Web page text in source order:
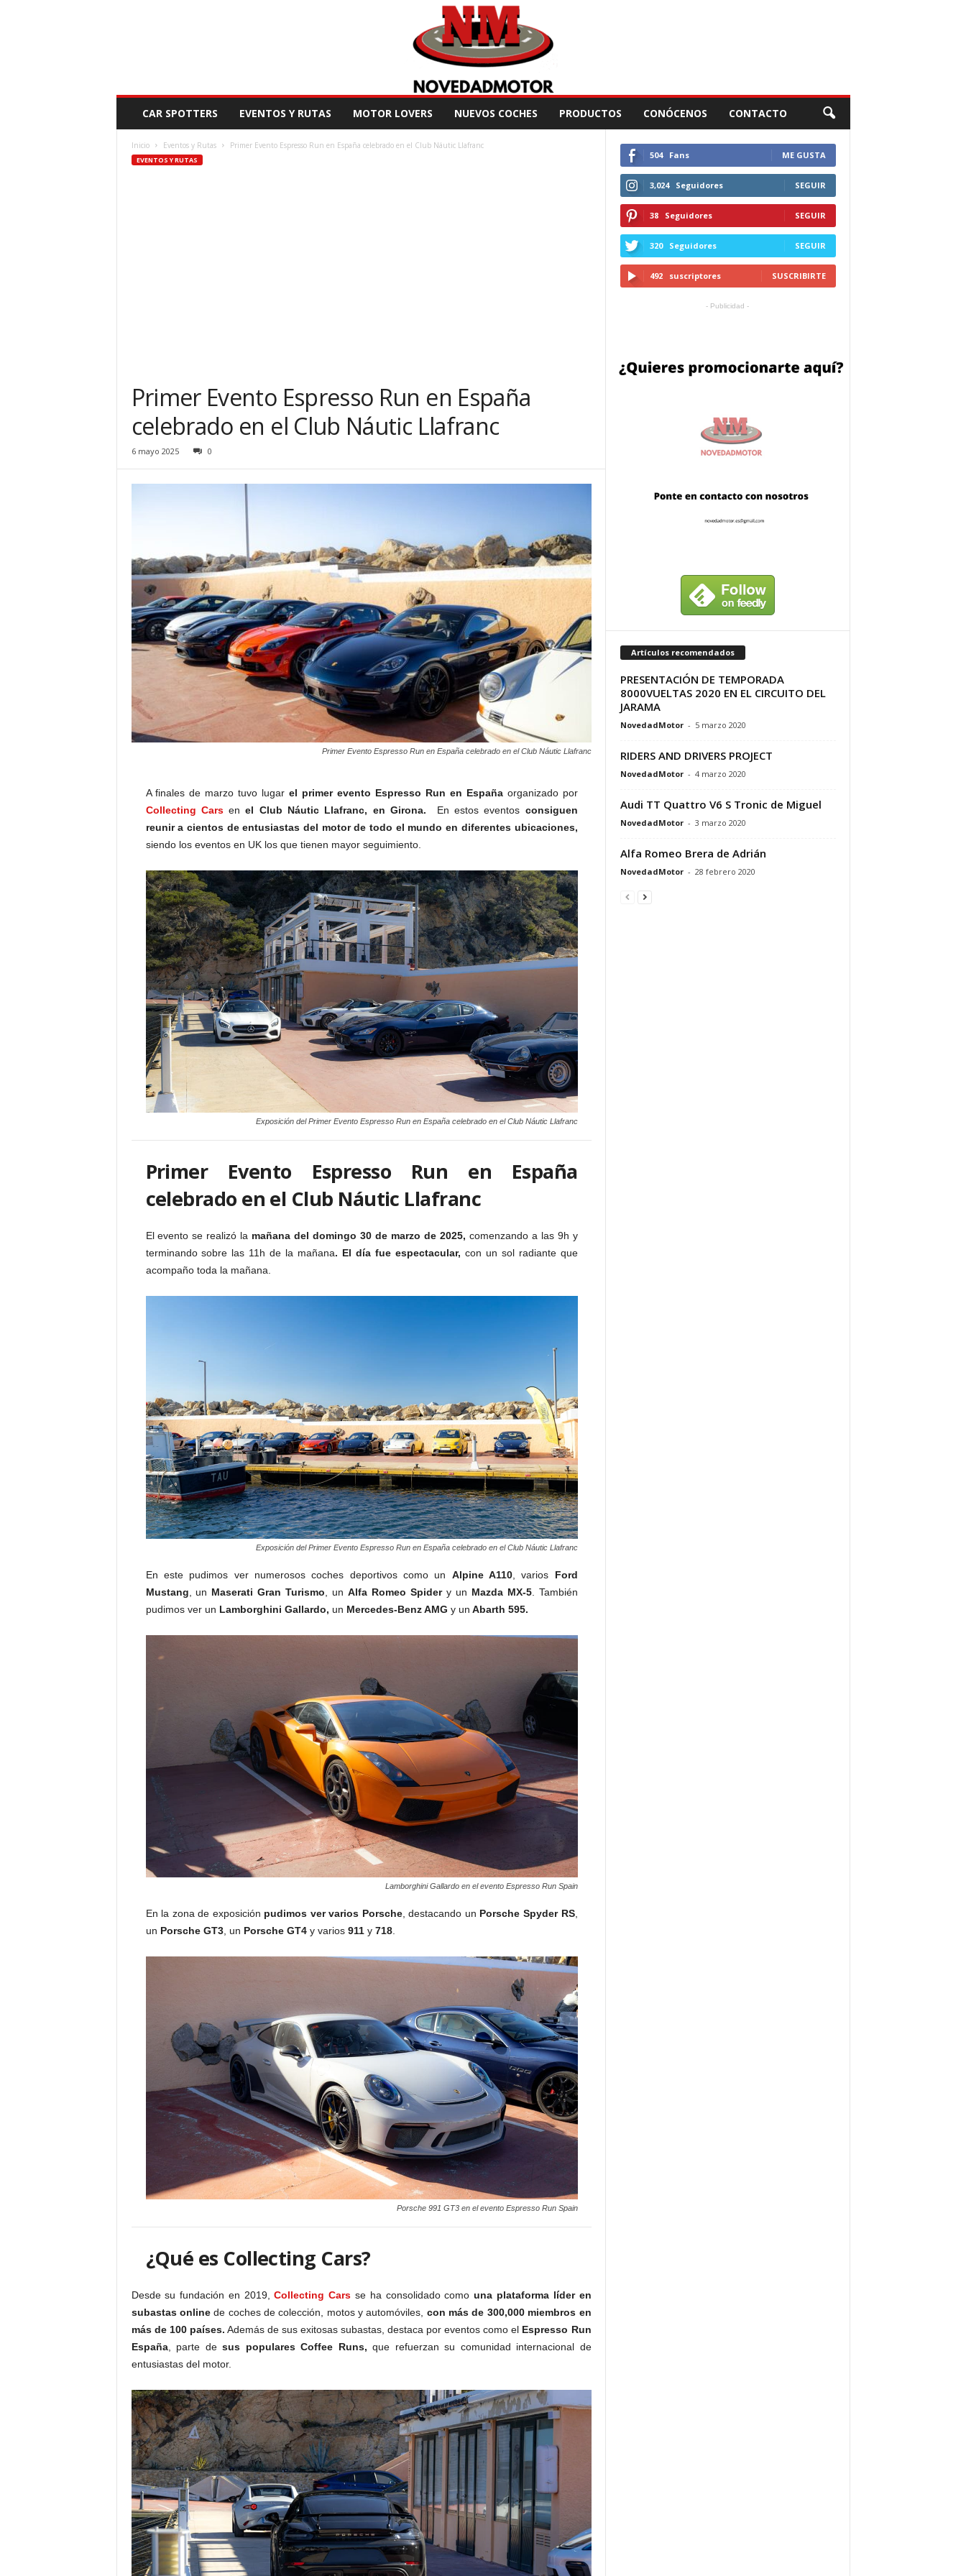
V
CAR SPOTTERS EVENTOS Y RUTAS MOTOR LOVERS NUEVOS COCHES PRODUCTOS CONÓCENOS CONTACTO
Inicio Eventos y Rutas Primer Evento Espresso Run en España celebrado en el Club Náutic Llafranc
EVENTOS Y RUTAS
Primer Evento Espresso Run en España
celebrado en el Club Náutic Llafranc
6 mayo 2025 0
Primer Evento Espresso Run en España celebrado en el Club Náutic Llafranc
A finales de marzo tuvo lugarel primer evento Espresso Run en Españaorganizado por
Collecting Cars enel Club Náutic Llafranc, en Girona. En estos eventos consiguen
reunir a cientos de entusiastas del motor de todo el mundo en diferentes ubicaciones,
siendo los eventos en UK los que tienen mayor seguimiento.
Exposición del Primer Evento Espresso Run en España celebrado en el Club Náutic Llafranc
Primer Evento Espresso Run en España
celebrado en el Club Náutic Llafranc
El evento se realizó la mañana del domingo 30 de marzo de 2025, comenzando a las 9h y
terminando sobre las 11h de la mañana. El día fue espectacular, con un sol radiante que
acompaño toda la mañana.
Exposición del Primer Evento Espresso Run en España celebrado en el Club Náutic Llafranc
En este pudimos ver numerosos coches deportivos como un Alpine A110, varios Ford
Mustang , un Maserati Gran Turismo , unAlfa Romeo Spidery un Mazda MX-5. También
pudimos ver un Lamborghini Gallardo, un Mercedes-Benz AMG y un Abarth 595.
Lamborghini Gallardo en el evento Espresso Run Spain
En la zona de exposición pudimos ver varios Porsche, destacando un Porsche Spyder RS,
un Porsche GT3, un Porsche GT4y varios 911y 718.
Porsche 991 GT3 en el evento Espresso Run Spain
¿Qué es Collecting Cars?
Desde su fundación en 2019,Collecting Cars se ha consolidado comouna plataforma líder en
subastas onlinede coches de colección, motos y automóviles, con más de 300,000 miembros en
más de 100 países. Además de sus exitosas subastas, destaca por eventos como el Espresso Run
España, parte de sus populares Coffee Runs, que refuerzan su comunidad internacional de
entusiastas del motor.
504 Fans ME GUSTA
3,024 Seguidores SEGUIR
38 Seguidores SEGUIR
320 Seguidores SEGUIR
492 suscriptores SUSCRIBIRTE
- Publicidad -
Artículos recomendados
PRESENTACIÓN DE TEMPORADA
8000VUELTAS 2020 EN EL CIRCUITO DEL
JARAMA
NovedadMotor - 5 marzo 2020
RIDERS AND DRIVERS PROJECT
NovedadMotor - 4 marzo 2020
Audi TT Quattro V6 S Tronic de Miguel
NovedadMotor - 3 marzo 2020
Alfa Romeo Brera de Adrián
NovedadMotor - 28 febrero 2020